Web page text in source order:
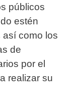
públicos
estén
así como los
de
por el
realizar su